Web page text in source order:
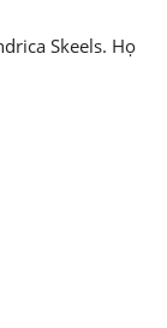
Skeels. Họ